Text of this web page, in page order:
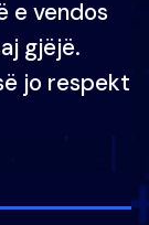
e vendos
gjëjë.
jo respekt